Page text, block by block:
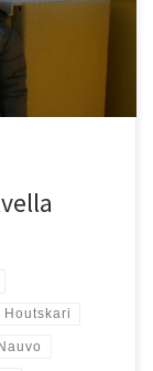
Houtskari
Nauvo